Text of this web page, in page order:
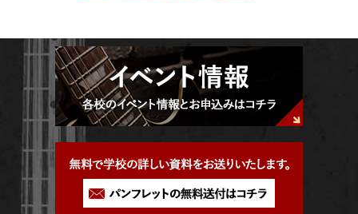
学科・コース紹介
入学案内
募集要項 学費について 学生マンション
学費サポート 短期大学併修制度
よくある質問
就職進路指導
就職進路指導 就職実績 卒業生紹介
スペシャル
イベント 学生作品 来校アーティスト